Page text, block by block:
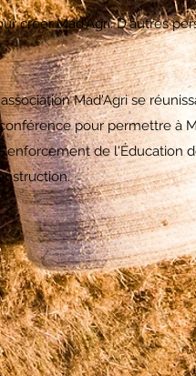
créer Mad'Agri. D'autres
Mad'Agri se
pour permettre à
de l'Éducation